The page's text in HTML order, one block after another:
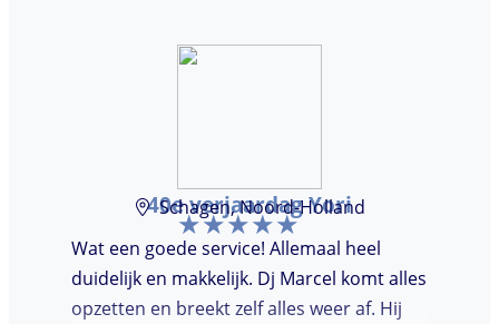
40e verjaardag Yori
Schagen, Noord-Holland
Wat een goede service! Allemaal heel
duidelijk en makkelijk. Dj Marcel komt alles
opzetten en breekt zelf alles weer af. Hij